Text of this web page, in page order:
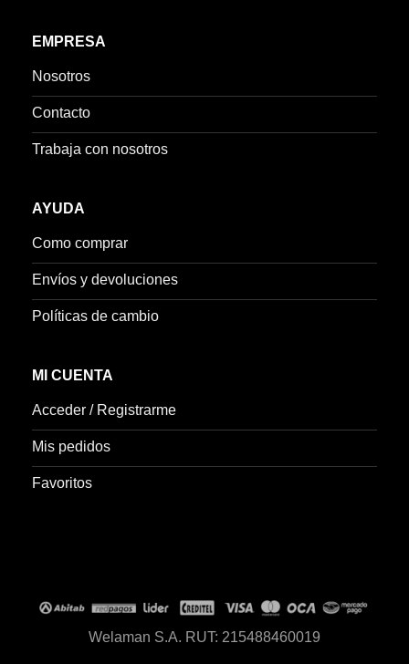
EMPRESA
Nosotros
Contacto
Trabaja con nosotros
AYUDA
Como comprar
Envíos y devoluciones
Políticas de cambio
MI CUENTA
Acceder / Registrarme
Mis pedidos
Favoritos
Welaman S.A. RUT: 215488460019